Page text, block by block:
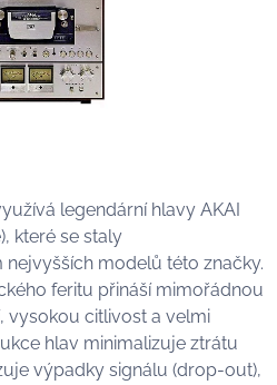
legendární hlavy AKAI
které se staly
modelů této značky.
feritu přináší mimořádnou
vysokou citlivost a velmi
hlav minimalizuje ztrátu
výpadky signálu (drop-out),